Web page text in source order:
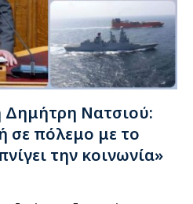
Νατσιού:
σε πόλεμο με το
την κοινωνία»